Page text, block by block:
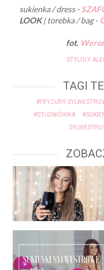
sukienka / dress -
LOOK| torebka / bag -
fot.
STYLOLY
TAGI
#FRYZURY
#STUDNIÓWKA